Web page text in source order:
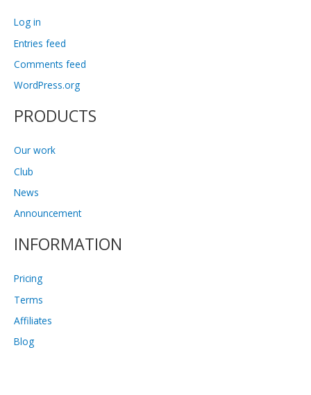
Log in
Entries feed
Comments feed
WordPress.org
PRODUCTS
Our work
Club
News
Announcement
INFORMATION
Pricing
Terms
Affiliates
Blog